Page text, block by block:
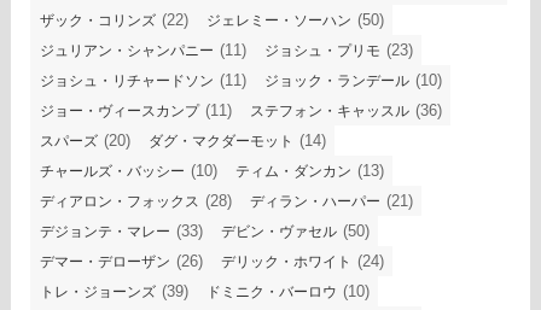
ザック・コリンズ (22) ジェレミー・ソーハン (50)
ジュリアン・シャンパニー (11) ジョシュ・プリモ (23)
ジョシュ・リチャードソン (11) ジョック・ランデール (10)
ジョー・ヴィースカンプ(11) ステフォン・キャッスル (36)
スパーズ (20) ダグ・マクダーモット (14)
チャールズ・バッシー (10) ティム・ダンカン (13)
ディアロン・フォックス (28) ディラン・ハーパー (21)
デジョンテ・マレー (33) デビン・ヴァセル (50)
デマー・デローザン (26) デリック・ホワイト (24)
トレ・ジョーンズ (39) ドミニク・バーロウ (10)